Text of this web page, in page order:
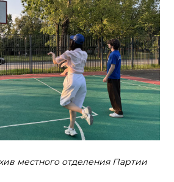
местного отделения Партии